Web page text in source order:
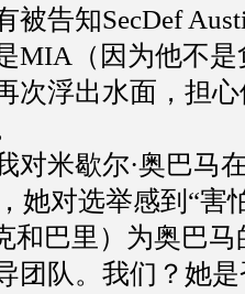
被告知SecDef
MIA（因为他不
次浮出水面，担
对米歇尔·奥巴马
她对选举感到“害
和巴里）为奥巴
团队。我们？她